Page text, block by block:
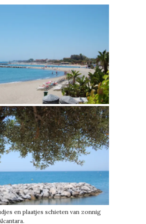
en plaatjes schieten van zonnig